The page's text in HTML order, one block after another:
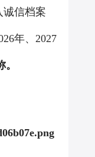
诚信档案
年、 2027